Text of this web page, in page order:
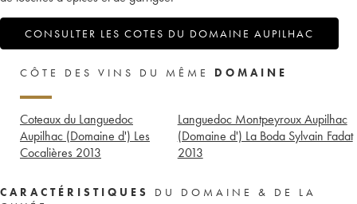
CONSULTER LES COTES DU DOMAINE AUPILHAC
CÔTE DES VINS DU MÊME DOMAINE
Coteaux du Languedoc
Aupilhac (Domaine d') Les
Cocalières 2013
Languedoc Montpeyroux Aupilhac
(Domaine d') La Boda Sylvain Fadat
2013
CARACTÉRISTIQUES
DU DOMAINE & DE LA